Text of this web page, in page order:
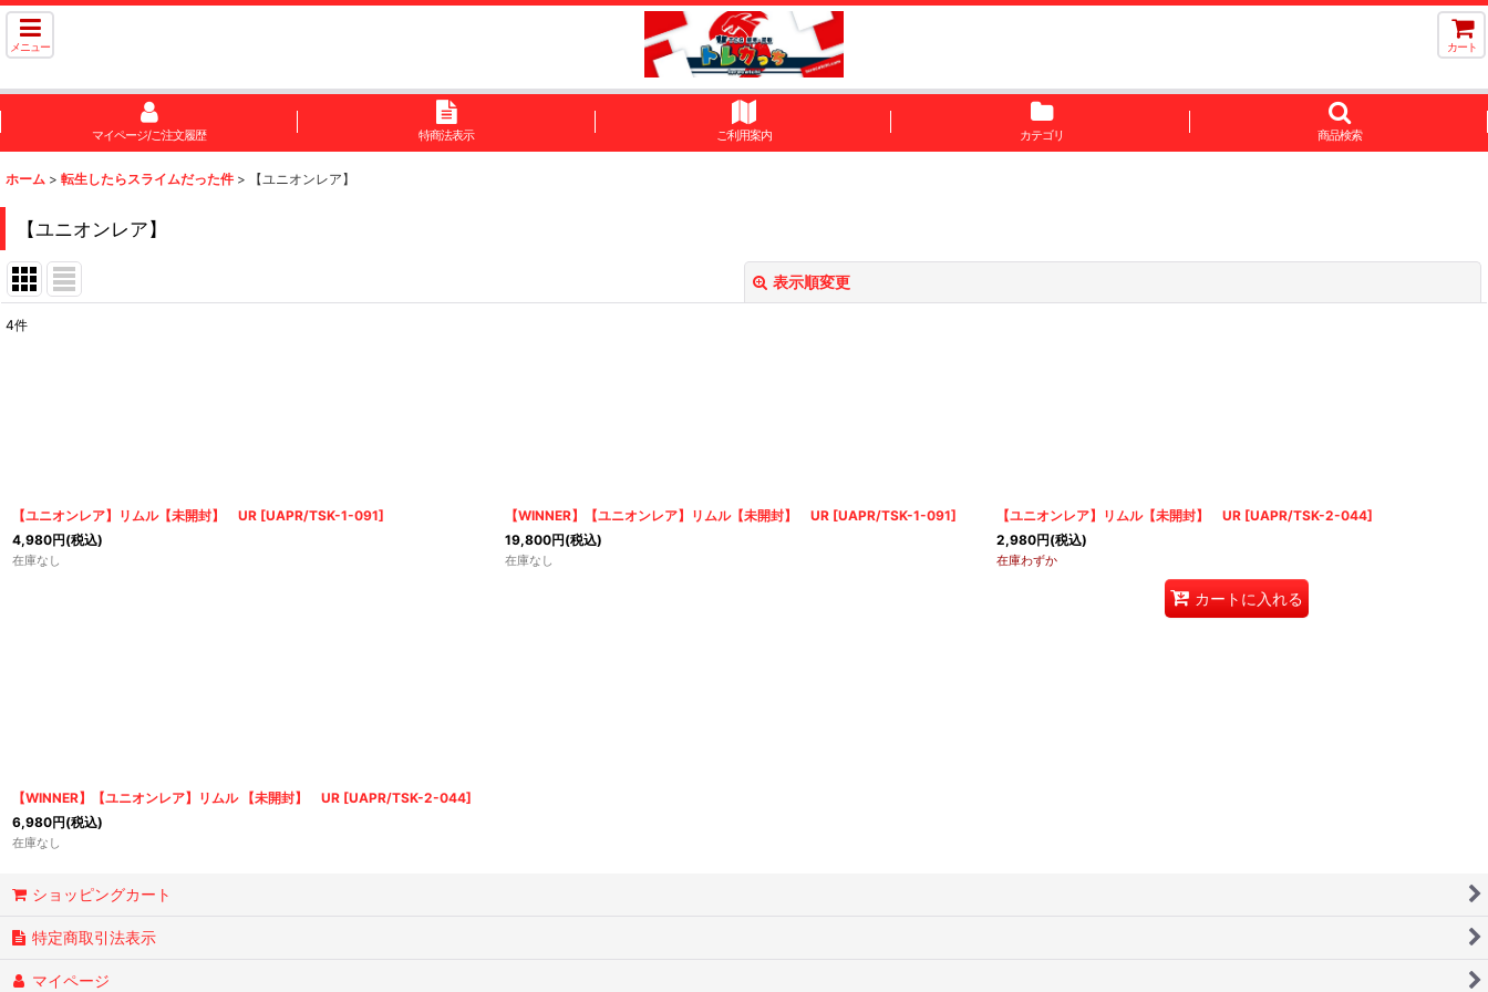
メニュー カート
マイページ/ご注文履歴 特商法表示 ご利用案内 カテゴリ 商品検索
ホーム > 転生したらスライムだった件 > 【ユニオンレア】
【ユニオンレア】
表示順変更
絞り込む
4件
【ユニオンレア】リムル【未開封】 UR [UAPR/TSK-1-091]
4,980円(税込)
在庫なし
【WINNER】【ユニオンレア】リムル【未開封】 UR [UAPR/TSK-1-091]
19,800円(税込)
在庫なし
【ユニオンレア】リムル【未開封】 UR [UAPR/TSK-2-044]
2,980円(税込)
在庫わずか
カートに入れる
【WINNER】【ユニオンレア】リムル 【未開封】 UR [UAPR/TSK-2-044]
6,980円(税込)
在庫なし
ショッピングカート
特定商取引法表示
マイページ